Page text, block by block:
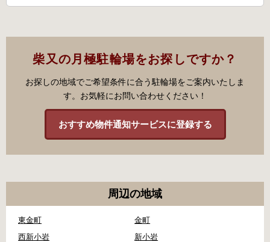
柴又の月極駐輪場をお探しですか？
お探しの地域でご希望条件に合う駐輪場をご案内いたしま
す。お気軽にお問い合わせください！
おすすめ物件通知サービスに登録する
周辺の地域
東金町
金町
西新小岩
新小岩